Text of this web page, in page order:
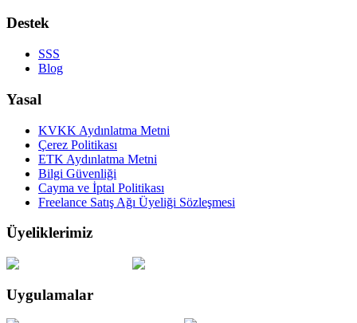
Destek
SSS
Blog
Yasal
KVKK Aydınlatma Metni
Çerez Politikası
ETK Aydınlatma Metni
Bilgi Güvenliği
Cayma ve İptal Politikası
Freelance Satış Ağı Üyeliği Sözleşmesi
Üyeliklerimiz
Uygulamalar